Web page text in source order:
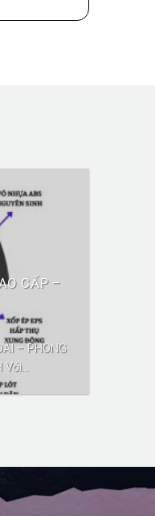
CẤP –
– PHONG
Với...